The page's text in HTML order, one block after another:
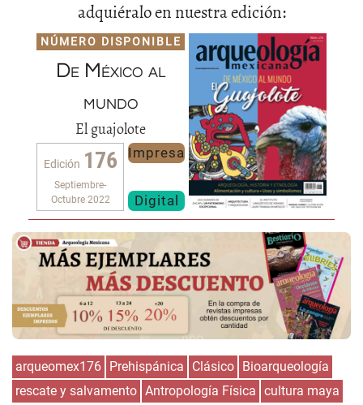
adquiéralo en nuestra edición:
NÚMERO DISPONIBLE
De México al
mundo
El guajolote
Edición 176
Septiembre-
Octubre 2022
Impresa
Digital
arqueomex176 Prehispánica Clásico Bioarqueología
rescate y salvamento Antropología Física cultura maya